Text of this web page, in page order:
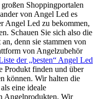
Shoppingportalen
von Angel Led es
Angel Led zu bekommen,
Schauen Sie sich also die
denn sie stammen von
von Angelzubehör
der „besten“ Angel Led
Produkt finden und über
können. Wir halten die
eine ideale
Angelprodukten. Wir